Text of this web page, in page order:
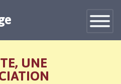
Toggle
UNE